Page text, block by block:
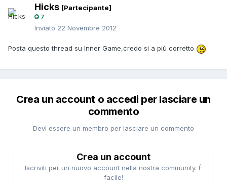
Hicks [Partecipante]
7
Inviato 22 Novembre 2012
Posta questo thread su Inner Game,credo si a più corretto
Crea un account o accedi per lasciare un
commento
Devi essere un membro per lasciare un commento
Crea un account
Iscriviti per un nuovo account nella nostra community. È
facile!